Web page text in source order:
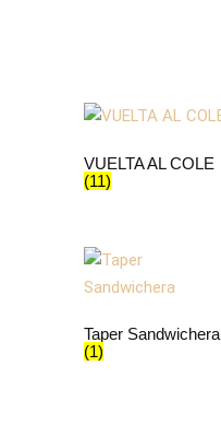
VUELTA AL COLE
(11)
Taper Sandwichera
(1)